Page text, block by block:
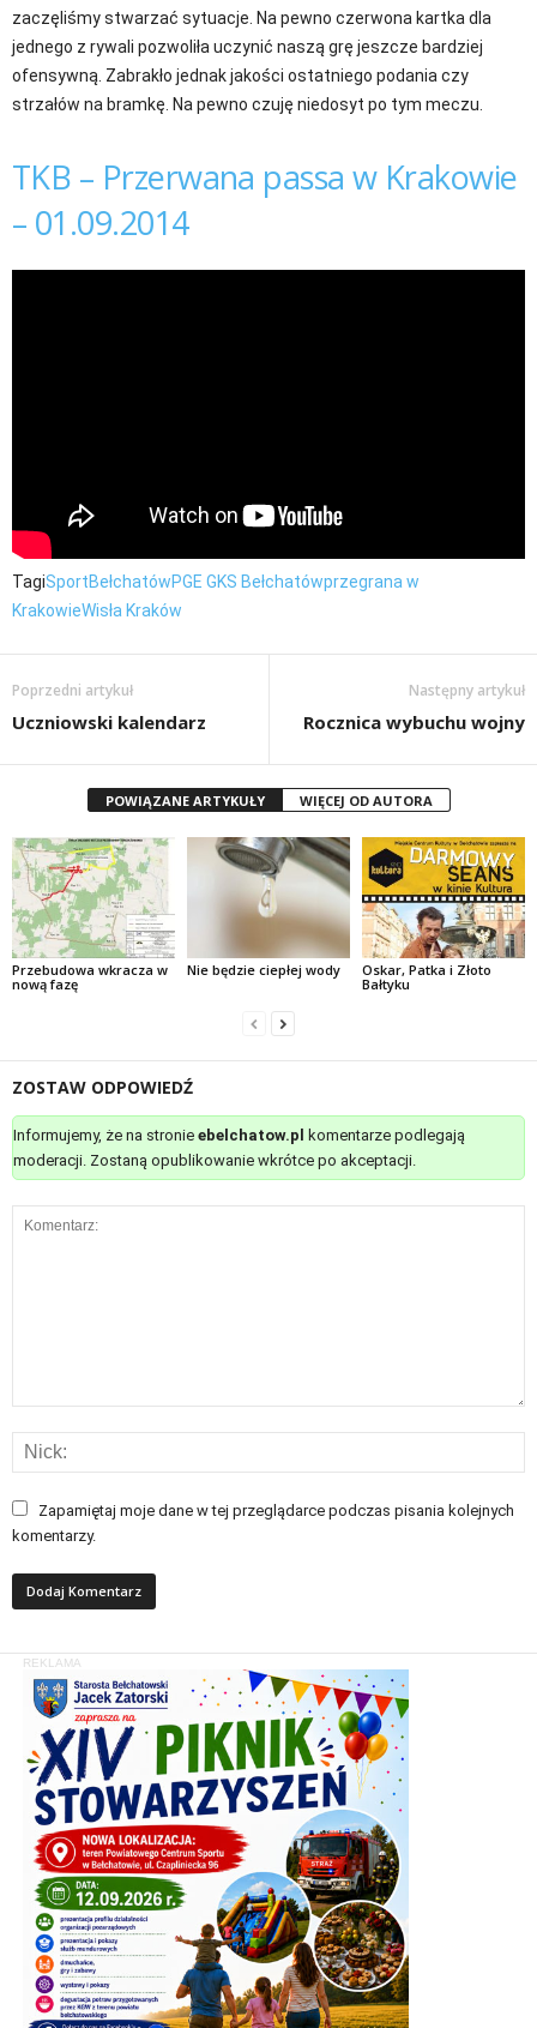
zaczęliśmy stwarzać sytuacje. Na pewno czerwona kartka dla
jednego z rywali pozwoliła uczynić naszą grę jeszcze bardziej
ofensywną. Zabrakło jednak jakości ostatniego podania czy
strzałów na bramkę. Na pewno czuję niedosyt po tym meczu.
TKB – Przerwana passa w Krakowie
– 01.09.2014
TagiSportBełchatówPGE GKS Bełchatówprzegrana w
KrakowieWisła Kraków
Poprzedni artykuł
Uczniowski kalendarz
Następny artykuł
Rocznica wybuchu wojny
POWIĄZANE ARTYKUŁY WIĘCEJ OD AUTORA
Przebudowa wkracza w
nową fazę
Nie będzie ciepłej wody
Oskar, Patka i Złoto
Bałtyku
ZOSTAW ODPOWIEDŹ
Informujemy, że na stronie ebelchatow.pl
komentarze podlegają
moderacji. Zostaną opublikowanie wkrótce po akceptacji.
Zapamiętaj moje dane w tej przeglądarce podczas pisania kolejnych
komentarzy.
REKLAMA